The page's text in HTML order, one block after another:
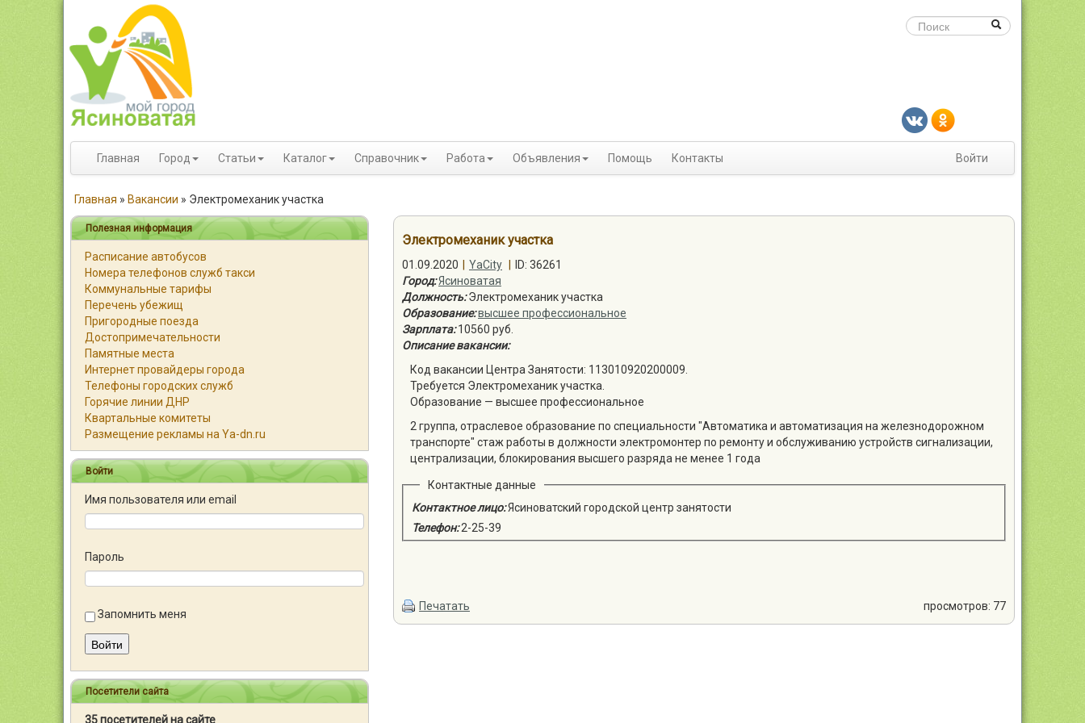
Главная Город Статьи Каталог Справочник Работа Объявления Помощь Контакты Войти
Главная » Вакансии » Электромеханик участка
Полезная информация
Расписание автобусов
Номера телефонов служб такси
Коммунальные тарифы
Перечень убежищ
Пригородные поезда
Достопримечательности
Памятные места
Интернет провайдеры города
Телефоны городских служб
Горячие линии ДНР
Квартальные комитеты
Размещение рекламы на Ya-dn.ru
Войти
Имя пользователя или email
Пароль
Запомнить меня
Войти
Посетители сайта
35 посетителей на сайте
Электромеханик участка
01.09.2020 YaCity
ID: 36261
Город:Ясиноватая
Должность: Электромеханик участка
Образование:высшее профессиональное
Зарплата: 10560 руб.
Описание вакансии:
Код вакансии Центра Занятости: 113010920200009.
Требуется Электромеханик участка.
Образование — высшее профессиональное
2 группа, отраслевое образование по специальности "Автоматика и автоматизация на железнодорожном
транспорте" стаж работы в должности электромонтер по ремонту и обслуживанию устройств сигнализации,
централизации, блокирования высшего разряда не менее 1 года
Контактные данные
Контактное лицо:Ясиноватский городской центр занятости
Телефон:2-25-39
Печатать просмотров: 77